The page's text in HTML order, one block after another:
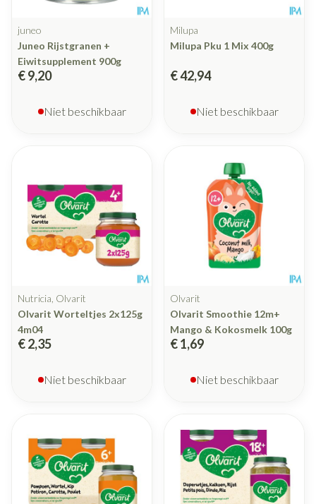
juneo
Juneo Rijstgranen +
Eiwitsupplement 900g
€ 9,20
Niet beschikbaar
Milupa
Milupa Pku 1 Mix 400g
€ 42,94
Niet beschikbaar
Nutricia, Olvarit
Olvarit Worteltjes 2x125g
4m04
€ 2,35
Niet beschikbaar
Olvarit
Olvarit Smoothie 12m+
Mango & Kokosmelk 100g
€ 1,69
Niet beschikbaar